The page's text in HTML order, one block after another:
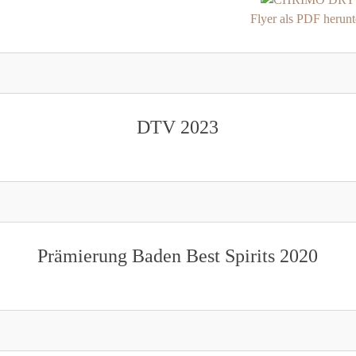
Flyer als PDF
DTV 2023
Prämierung Baden Best Spirits 2020